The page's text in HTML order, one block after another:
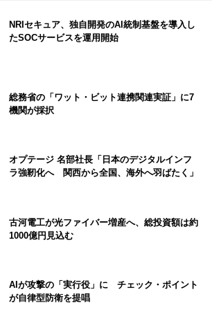
NRIセキュア、独自開発のAI統制基盤を導入し
たSOCサービスを運用開始
総務省の「ワット・ビット連携関連実証」に7
機関が採択
オプテージ 名部社長「日本のデジタルインフ
ラ強靭化へ 関西から全国、海外へ羽ばたく」
古河電工が光ファイバー増産へ、総投資額は約
1000億円見込む
AIが攻撃の「実行役」に チェック・ポイント
が自律型防衛を提唱